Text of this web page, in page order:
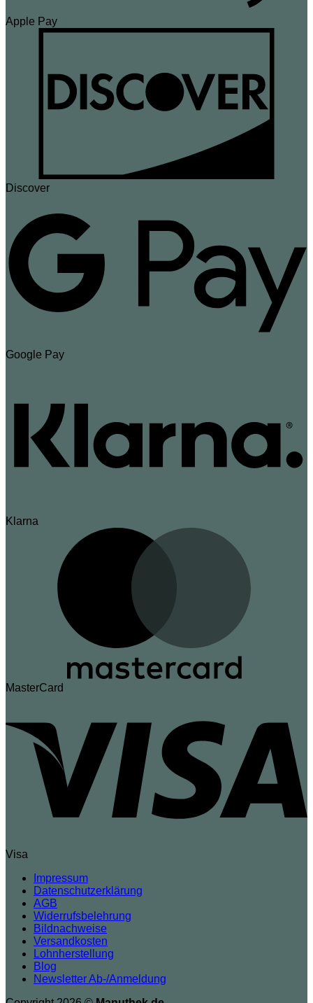
Apple Pay
Discover
Google Pay
Klarna
MasterCard
Visa
Impressum
Datenschutzerklärung
AGB
Widerrufsbelehrung
Bildnachweise
Versandkosten
Lohnherstellung
Blog
Newsletter Ab-/Anmeldung